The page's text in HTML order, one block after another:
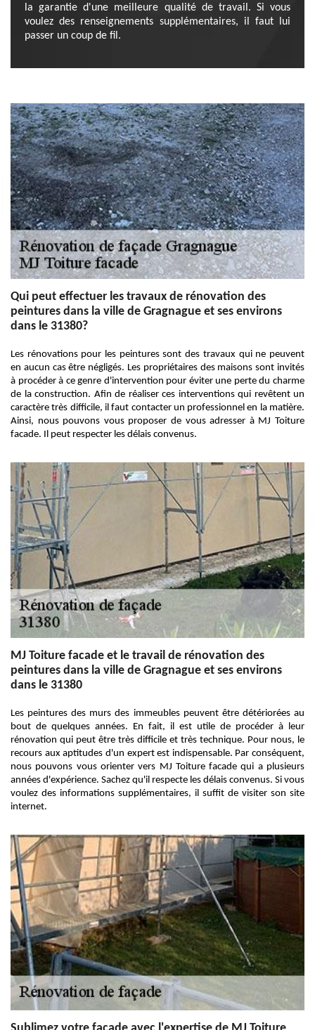
la garantie d'une meilleure qualité de travail. Si vous
voulez des renseignements supplémentaires, il faut lui
passer un coup de fil.
Qui peut effectuer les travaux de rénovation des
peintures dans la ville de Gragnague et ses environs
dans le 31380?
Les rénovations pour les peintures sont des travaux qui ne peuvent
en aucun cas être négligés. Les propriétaires des maisons sont invités
à procéder à ce genre d'intervention pour éviter une perte du charme
de la construction. Afin de réaliser ces interventions qui revêtent un
caractère très difficile, il faut contacter un professionnel en la matière.
Ainsi, nous pouvons vous proposer de vous adresser à MJ Toiture
facade. Il peut respecter les délais convenus.
MJ Toiture facade et le travail de rénovation des
peintures dans la ville de Gragnague et ses environs
dans le 31380
Les peintures des murs des immeubles peuvent être détériorées au
bout de quelques années. En fait, il est utile de procéder à leur
rénovation qui peut être très difficile et très technique. Pour nous, le
recours aux aptitudes d'un expert est indispensable. Par conséquent,
nous pouvons vous orienter vers MJ Toiture facade qui a plusieurs
années d'expérience. Sachez qu'il respecte les délais convenus. Si vous
voulez des informations supplémentaires, il suffit de visiter son site
internet.